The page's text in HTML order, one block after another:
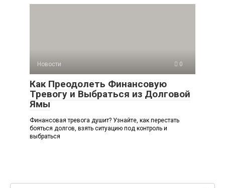
Новости 0
Как Преодолеть Финансовую
Тревогу и Выбраться из Долговой
Ямы
Финансовая тревога душит? Узнайте, как перестать
бояться долгов, взять ситуацию под контроль и
выбраться